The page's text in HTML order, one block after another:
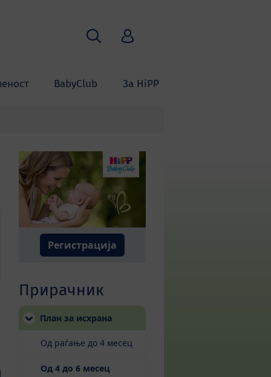
BabyClub За HiPP
Пребарување
HiPP Babyclub
Регистрација
Прирачник
План за исхрана
Од раѓање до 4 месец
Од 4 до 6 месец